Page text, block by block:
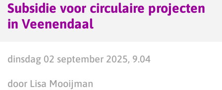
Subsidie voor circulaire projecten
in Veenendaal
dinsdag 02 september 2025, 9.04
door Lisa Mooijman